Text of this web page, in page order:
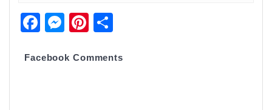
F
e
M
ss
Pi
er za
Facebook Comments